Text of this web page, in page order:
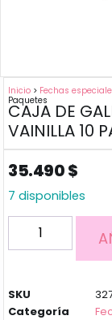
Inicio > Fechas
Paquetes
CAJA DE
VAINILLA 10
35.490$
7 disponibles
SKU
Categoría